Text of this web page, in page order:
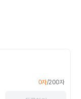
0자/200자